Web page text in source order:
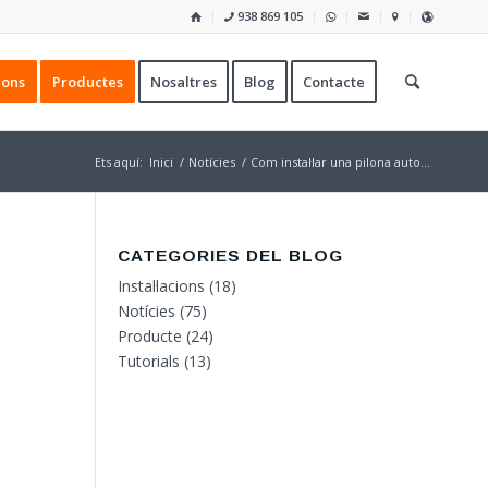
938 869 105
Productes Nosaltres Blog Contacte
Ets aquí: Inici / Notícies / Com instal·lar una pilona auto...
CATEGORIES DEL BLOG
Instal·lacions (18)
Notícies (75)
Producte (24)
Tutorials (13)